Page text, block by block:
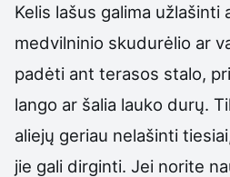
Kelis lašus galima užlašinti
medvilninio skudurėlio ar
padėti ant terasos stalo,
lango ar šalia lauko durų.
aliejų geriau nelašinti
jie gali dirginti. Jei norite